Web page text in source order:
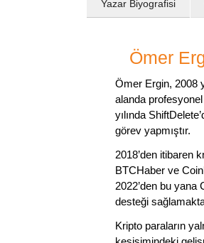
Yazar Biyografisi
Ömer
Ömer Ergin, 2008
alanda
yılında
görev yapmıştır.
2018’den itibaren
BTCHaber ve
2022’den bu yana
desteği
Kripto paraların